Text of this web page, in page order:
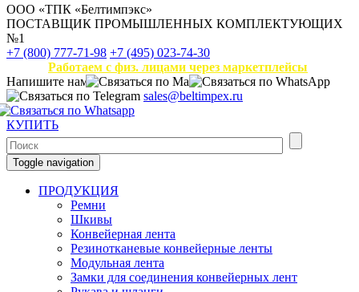
ООО «ТПК «Белтимпэкс»
ПОСТАВЩИК ПРОМЫШЛЕННЫХ КОМПЛЕКТУЮЩИХ
№1
+7 (800) 777-71-98 +7 (495) 023-74-30
Работаем с физ. лицами через маркетплейсы
Напишите нам
sales@beltimpex.ru
КУПИТЬ
Toggle navigation
ПРОДУКЦИЯ
Ремни
Шкивы
Конвейерная лента
Резинотканевые конвейерные ленты
Модульная лента
Замки для соединения конвейерных лент